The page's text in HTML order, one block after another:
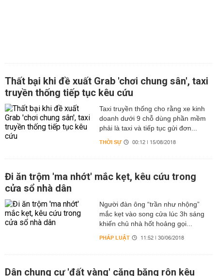
Thất bại khi đề xuất Grab 'chơi chung sân', taxi
truyền thống tiếp tục kêu cứu
Taxi truyền thống cho rằng xe kinh
doanh dưới 9 chỗ dùng phần mềm
phải là taxi và tiếp tục gửi đơn...
THỜI SỰ 00:12 | 15/08/2018
Đi ăn trộm 'ma nhớt' mắc kẹt, kêu cứu trong
cửa sổ nhà dân
Người đàn ông “trần như nhộng”
mắc kẹt vào song cửa lúc 3h sáng
khiến chủ nhà hốt hoảng gọi...
PHÁP LUẬT 11:52 | 30/06/2018
Dân chung cư 'đất vàng' căng băng rôn kêu